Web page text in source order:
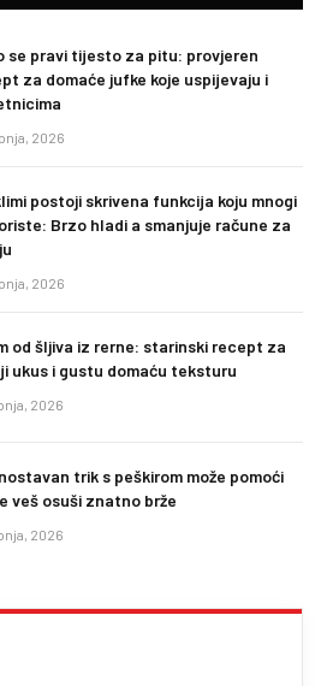
se pravi tijesto za pitu: provjeren
za domaće jufke koje uspijevaju i
2026
postoji skrivena funkcija koju mnogi
Brzo hladi a smanjuje račune za
2026
od šljiva iz rerne: starinski recept za
ukus i gustu domaću teksturu
2026
trik s peškirom može pomoći
veš osuši znatno brže
2026